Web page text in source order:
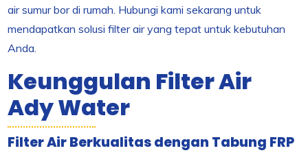
air sumur bor di rumah. Hubungi kami sekarang untuk
mendapatkan solusi filter air yang tepat untuk kebutuhan
Anda.
Keunggulan Filter Air
Ady Water
Filter Air Berkualitas dengan Tabung FRP